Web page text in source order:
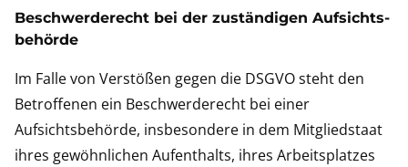
Beschwerde­recht bei der zuständigen Aufsichts­
behörde
Im Falle von Verstößen gegen die DSGVO steht den
Betroffenen ein Beschwerderecht bei einer
Aufsichtsbehörde, insbesondere in dem Mitgliedstaat
ihres gewöhnlichen Aufenthalts, ihres Arbeitsplatzes